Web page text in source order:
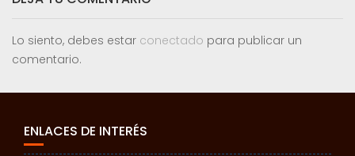
Lo siento, debes estar conectado para publicar un
comentario.
ENLACES DE INTERÉS